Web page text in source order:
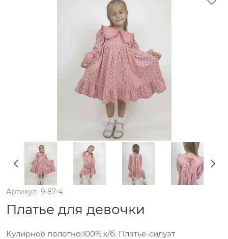
Артикул: 9-87-4.
Платье для девочки
Кулирное полотно:100% х/б. Платье-силуэт